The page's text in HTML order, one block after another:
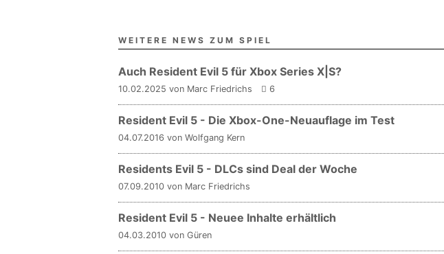
WEITERE NEWS ZUM SPIEL
Auch Resident Evil 5 für Xbox Series X|S?
10.02.2025 von Marc Friedrichs 6
Resident Evil 5 - Die Xbox-One-Neuauflage im Test
04.07.2016 von Wolfgang Kern
Residents Evil 5 - DLCs sind Deal der Woche
07.09.2010 von Marc Friedrichs
Resident Evil 5 - Neuee Inhalte erhältlich
04.03.2010 von Güren